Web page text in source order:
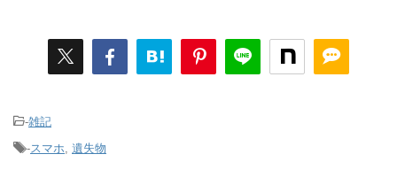
-雑記
-スマホ, 遺失物